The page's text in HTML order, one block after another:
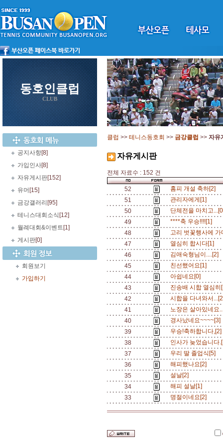
동호인클럽
CLUB
공지사항[8]
가입인사[8]
자유게시판[152]
유머 [15]
금강갤러리 [95]
테니스대회소식 [12]
월례대회&이벤트 [1]
게시판[0]
회원보기
가입하기
클럽 >> 테니스동호회 >> 금강클럽 >> 자유
자유게시판
전체 자료수 : 152 건
52
홈피 개설 축하[2]
51
관리자에게[1]
50
단체전을 마치고
49
****축 우승!!!![1]
48
고리 벗꽃행사에
47
열심히 합시다[1]
46
김애숙형님이....[2]
45
친선했어요[1]
44
아쉽네요[0]
43
진송배 시합 열심
42
시합을 다녀와서
41
노장은 살아있네요
40
경사났네요~~~~[3]
39
우승!축하합니다
38
인사가 늦었습니다
37
우리 딸 졸업식[5]
36
해피했나요[2]
35
설날[2]
34
해피 설날[1]
33
명절이네요[2]